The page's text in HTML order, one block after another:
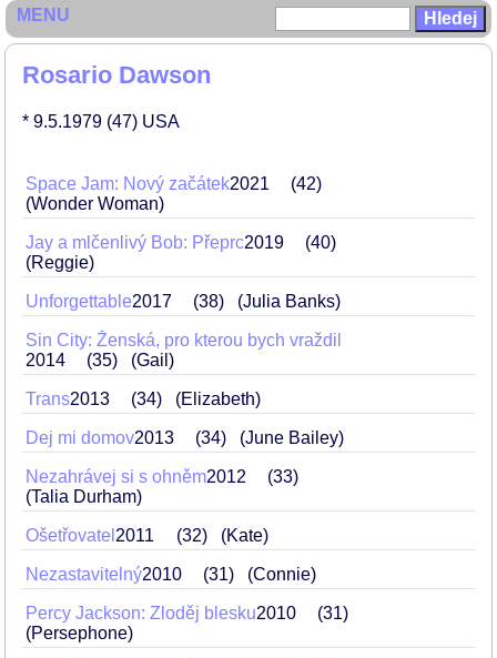
Rosario Dawson
* 9.5.1979 (47) USA
Space Jam: Nový začátek2021
42
(Wonder Woman)
Jay a mlčenlivý Bob: Přeprc2019
40
(Reggie)
Unforgettable2017 38 (Julia Banks)
Sin City: Ženská, pro kterou bych vraždil
2014
35 (Gail)
Trans2013 34 (Elizabeth)
Dej mi domov2013 34 (June Bailey)
Nezahrávej si s ohněm2012
33
(Talia Durham)
Ošetřovatel 2011 32 (Kate)
Nezastavitelný2010 31 (Connie)
Percy Jackson: Zloděj blesku2010
31
(Persephone)
MENU